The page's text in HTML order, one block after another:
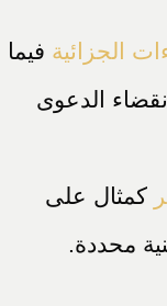
الجزائية فيما
الدعوى
كمثال على
محددة.